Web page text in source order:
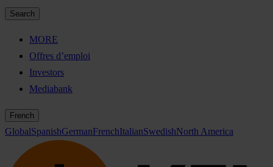
Search
MORE
Offres d’emploi
Investors
Mediabank
French
GlobalSpanishGermanFrenchItalianSwedishNorth America